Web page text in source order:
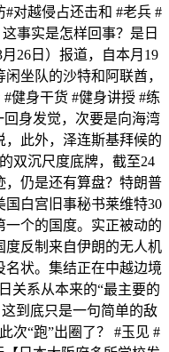
对越侵占还击和 #老兵 #
事实是怎样回事？是日
26日）报道，自本月19
坐队的沙特和阿联酋，
健身干货 #健身讲授 #练
身发觉，次要是向海湾
，此外，泽连斯基拜候的
双沉尺度底牌，截至24
，仍是还有算盘？特朗普
白宫旧事秘书莱维特30
一个的国度。实正被动的
度反制来自伊朗的无人机
名状。集结正在中越边境
关系从本来的“最主要的
到底只是一句简单的敌
次“跑”出圈了？ #玉见 #